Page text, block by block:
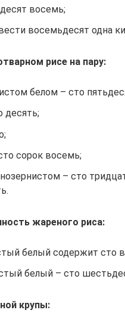
восемь;
восемьдесят одна
рисе на пару:
белом – сто
десять;
сорок восемь;
– сто
жареного риса:
белый содержит сто
белый – сто
крупы: